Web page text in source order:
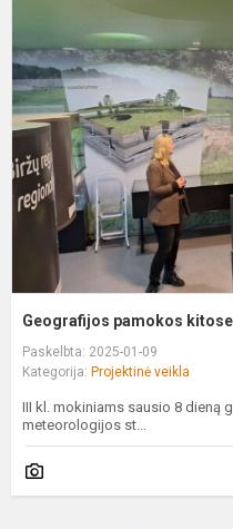
Geografijos pamokos
Paskelbta: 2025-01-09
Kategorija: Projektinė veikla
III kl. mokiniams sausio 8 dieną
meteorologijos st...